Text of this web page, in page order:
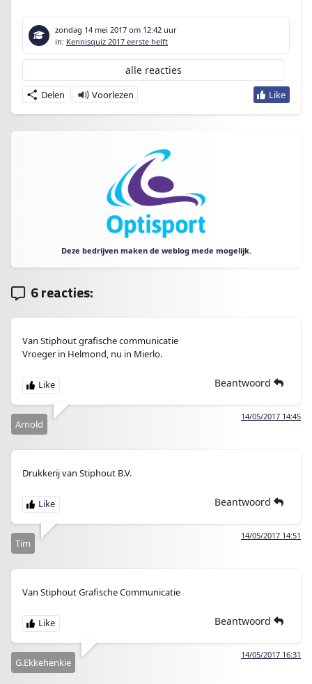
zondag 14 mei 2017 om 12:42 uur
in: Kennisquiz 2017 eerste helft
Delen
alle reacties
Deze bedrijven maken de weblog mede mogelijk.
6 reacties:
Van Stiphout grafische communicatie
Vroeger in Helmond, nu in Mierlo.
Beantwoord
14/05/2017 14:45
Arnold
Drukkerij van Stiphout B.V.
Beantwoord
14/05/2017 14:51
Tim
Van Stiphout Grafische Communicatie
Beantwoord
14/05/2017 16:31
G.Ekkehenkie